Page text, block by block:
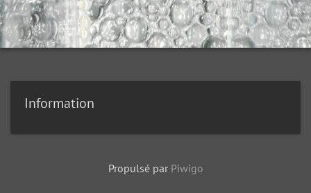
Information
Propulsé par Piwigo